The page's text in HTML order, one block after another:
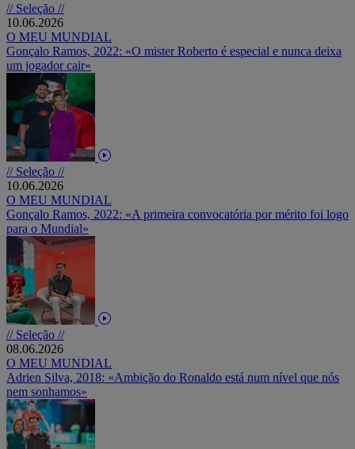
// Seleção //
10.06.2026
O MEU MUNDIAL
Gonçalo Ramos, 2022: «O mister Roberto é especial e nunca deixa
um jogador cair»
// Seleção //
10.06.2026
O MEU MUNDIAL
Gonçalo Ramos, 2022: «A primeira convocatória por mérito foi logo
para o Mundial»
// Seleção //
08.06.2026
O MEU MUNDIAL
Adrien Silva, 2018: «Ambição do Ronaldo está num nível que nós
nem sonhamos»